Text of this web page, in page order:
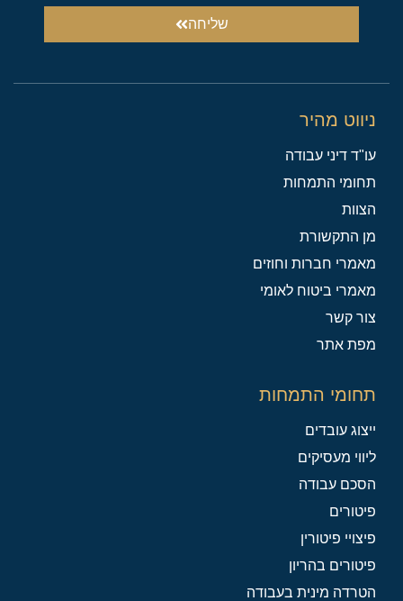
שליחה
ניווט מהיר
עו"ד דיני עבודה
תחומי התמחות
הצוות
מן התקשורת
מאמרי חברות וחוזים
מאמרי ביטוח לאומי
צור קשר
מפת אתר
תחומי התמחות
ייצוג עובדים
ליווי מעסיקים
הסכם עבודה
פיטורים
פיצויי פיטורין
פיטורים בהריון
הטרדה מינית בעבודה